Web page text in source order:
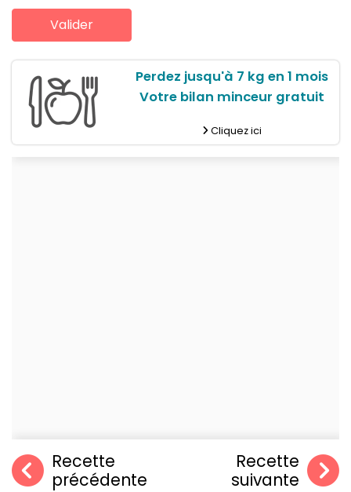
Perdez jusqu'à 7 kg en 1 mois
Votre bilan minceur gratuit
Cliquez ici
Recette
précédente
Recette
suivante